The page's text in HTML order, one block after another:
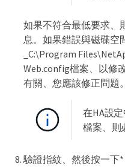
如果不符合最低要求、
息。如果錯誤與磁碟空
_C:\Program
Web.config檔案、以修
有關、您應該修正問題。
在HA設
檔案、則
驗證指紋、然後按一下